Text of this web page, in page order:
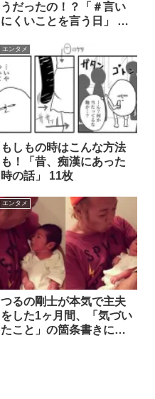
うだったの！？「＃言い
にくいことを言う日」 8
エンタメ
もしもの時はこんな方法
も！「昔、痴漢にあった
時の話」 11枚
エンタメ
つるの剛士が本気で主夫
をした1ヶ月間、「気づい
たこと」の箇条書きに共